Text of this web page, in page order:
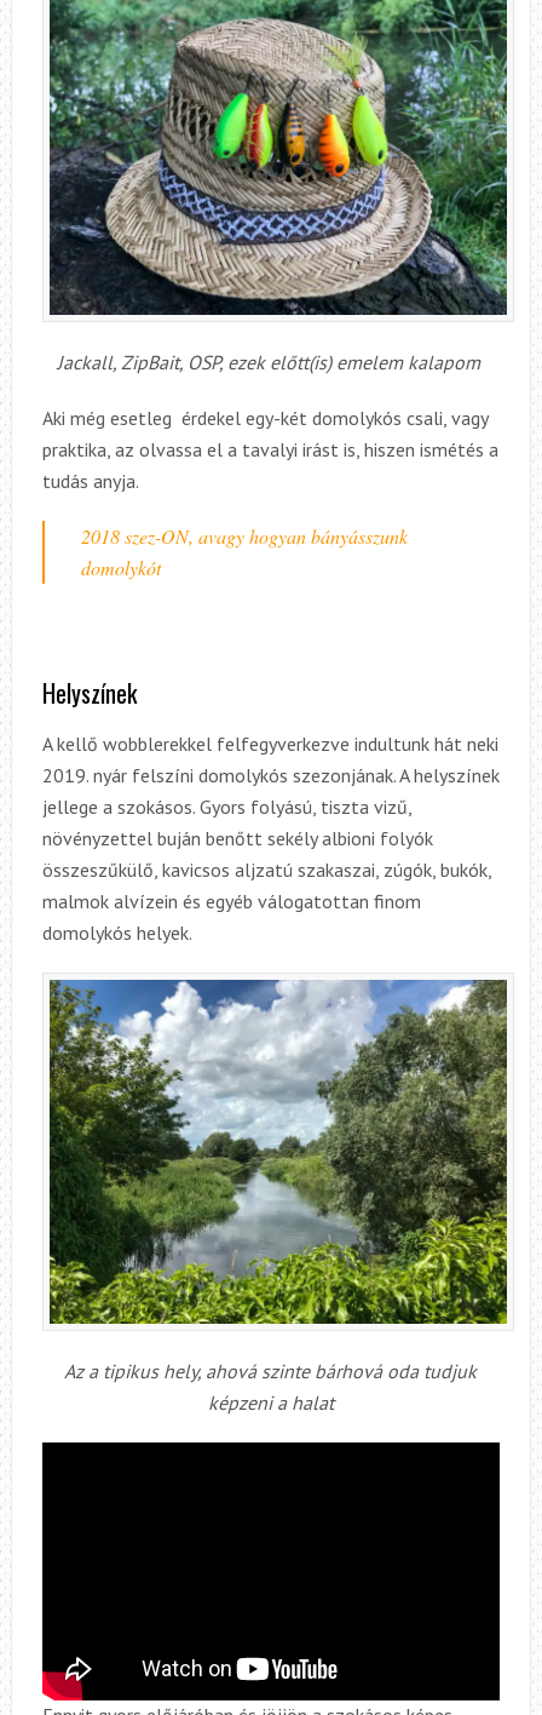
Jackall, ZipBait, OSP, ezek előtt(is) emelem kalapom
Aki még esetleg érdekel egy-két domolykós csali, vagy
praktika, az olvassa el a tavalyi irást is, hiszen ismétés a
tudás anyja.
2018 szez-ON, avagy hogyan bányásszunk
domolykót
Helyszínek
A kellő wobblerekkel felfegyverkezve indultunk hát neki
2019. nyár felszíni domolykós szezonjának. A helyszínek
jellege a szokásos. Gyors folyású, tiszta vizű,
növényzettel buján benőtt sekély albioni folyók
összeszűkülő, kavicsos aljzatú szakaszai, zúgók, bukók,
malmok alvízein és egyéb válogatottan finom
domolykós helyek.
Az a tipikus hely, ahová szinte bárhová oda tudjuk
képzeni a halat